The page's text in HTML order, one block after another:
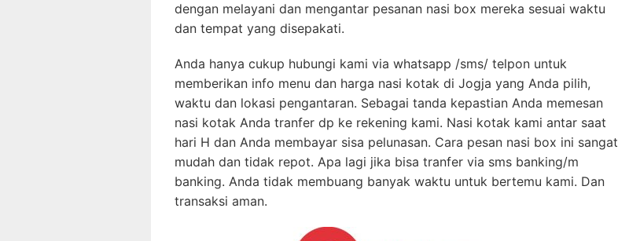
dengan melayani dan mengantar pesanan nasi box mereka sesuai waktu
dan tempat yang disepakati.
Anda hanya cukup hubungi kami via whatsapp /sms/ telpon untuk
memberikan info menu dan harga nasi kotak di Jogja yang Anda pilih,
waktu dan lokasi pengantaran. Sebagai tanda kepastian Anda memesan
nasi kotak Anda tranfer dp ke rekening kami. Nasi kotak kami antar saat
hari H dan Anda membayar sisa pelunasan. Cara pesan nasi box ini sangat
mudah dan tidak repot. Apa lagi jika bisa tranfer via sms banking/m
banking. Anda tidak membuang banyak waktu untuk bertemu kami. Dan
transaksi aman.